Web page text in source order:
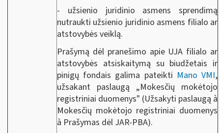
- užsienio juridinio asmens sprendimą
nutraukti užsienio juridinio asmens filialo ar
atstovybės veiklą.
Prašymą dėl pranešimo apie UJA filialo ar
atstovybės atsiskaitymą su biudžetais ir
pinigų fondais galima pateikti Mano VMI,
užsakant paslaugą „Mokesčių mokėtojo
registriniai duomenys" (Užsakyti paslaugą à
Mokesčių mokėtojo registriniai duomenys
à Prašymas dėl JAR-PBA).